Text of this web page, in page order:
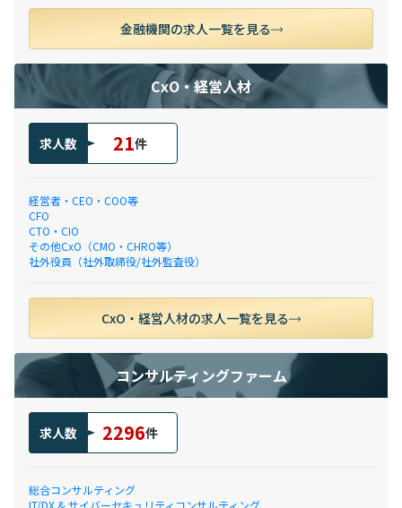
金融機関の求人一覧を見る
CxO・経営人材
求人数 21件
経営者・CEO・COO等
CFO
CTO・CIO
その他CxO（CMO・CHRO等）
社外役員（社外取締役/社外監査役）
CxO・経営人材の求人一覧を見る
コンサルティングファーム
求人数 2296件
総合コンサルティング
IT/DX & サイバーセキュリティコンサルティング